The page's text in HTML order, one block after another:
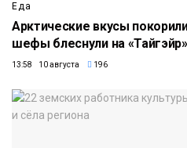
Еда
Арктические вкусы
шефы блеснули на «Тайгэйр»
13:58 10 августа 196